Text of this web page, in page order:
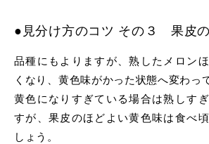
●見分け方のコツ その３ 果皮の
品種にもよりますが、熟したメロン
くなり、黄色味がかった状態へ変わっ
黄色になりすぎている場合は熟しす
すが、果皮のほどよい黄色味は食べ
しょう。